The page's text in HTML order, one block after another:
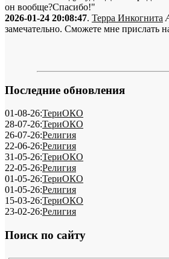
он вообще?Спасибо!"
2026-01-24 20:08:47. Терра Инкогнита
замечательно. Сможете мне прислать
Последние обновления
01-08-26:ТериОКО
28-07-26:ТериОКО
26-07-26:Религия
22-06-26:Религия
31-05-26:ТериОКО
22-05-26:Религия
01-05-26:ТериОКО
01-05-26:Религия
15-03-26:ТериОКО
23-02-26:Религия
Поиск по сайту